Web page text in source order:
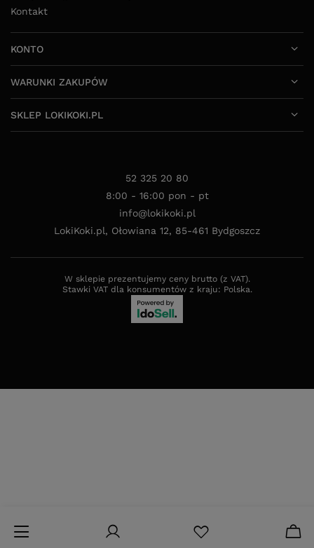
Kontakt
KONTO
WARUNKI ZAKUPÓW
SKLEP LOKIKOKI.PL
52 325 20 80
8:00 - 16:00 pon - pt
info@lokikoki.pl
LokiKoki.pl, Ołowiana 12, 85-461 Bydgoszcz
W sklepie prezentujemy ceny brutto (z VAT).
Stawki VAT dla konsumentów z kraju: Polska.